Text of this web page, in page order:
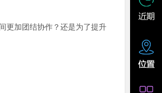
更加团结协作？还是为了提升